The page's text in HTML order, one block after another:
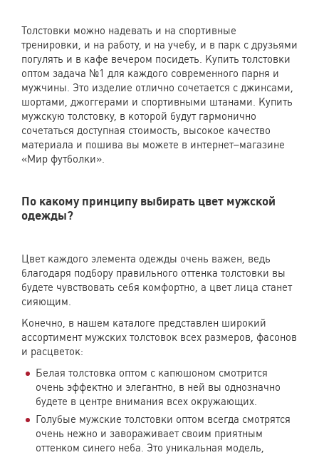
Толстовки можно надевать и на спортивные
тренировки, и на работу, и на учебу, и в парк с друзьями
погулять и в кафе вечером посидеть. Купить толстовки
оптом задача №1 для каждого современного парня и
мужчины. Это изделие отлично сочетается с джинсами,
шортами, джоггерами и спортивными штанами. Купить
мужскую толстовку, в которой будут гармонично
сочетаться доступная стоимость, высокое качество
материала и пошива вы можете в интернет–магазине
«Мир футболки».
По какому принципу выбирать цвет мужской
одежды?
Цвет каждого элемента одежды очень важен, ведь
благодаря подбору правильного оттенка толстовки вы
будете чувствовать себя комфортно, а цвет лица станет
сияющим.
Конечно, в нашем каталоге представлен широкий
ассортимент мужских толстовок всех размеров, фасонов
и расцветок:
Белая толстовка оптом с капюшоном смотрится
очень эффектно и элегантно, в ней вы однозначно
будете в центре внимания всех окружающих.
Голубые мужские толстовки оптом всегда смотрятся
очень нежно и завораживает своим приятным
оттенком синего неба. Это уникальная модель,